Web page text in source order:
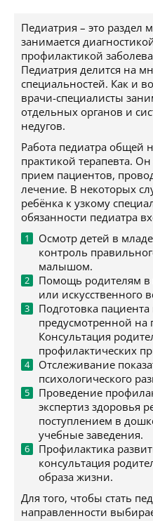
Педиатрия – это
занимается
профилактикой
Педиатрия делится на
специальностей. Как и
врачи-специалисты
отдельных органов и
недугов.
Работа педиатра общей
практикой терапевта.
прием пациентов,
лечение. В некоторых
ребёнка к узкому
обязанности педиатра
Осмотр детей в
контроль
малышом.
Помощь родителям в
или искусственного
Подготовка
предусмотренной на
Консультация
профилактических
Отслеживание
психологического
Проведение
экспертиз здоровья
поступлением в
учебные заведения.
Профилактика
консультация
образа жизни.
Для того, чтобы стать
направленности